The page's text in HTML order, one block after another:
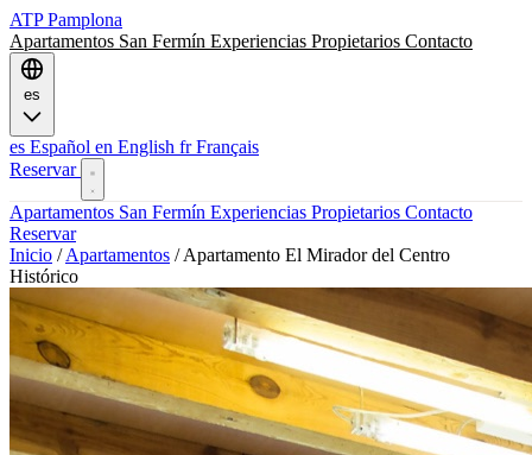
ATPPamplona
Apartamentos San Fermín Experiencias Propietarios Contacto
es
es Español en English fr Français
Reservar
Apartamentos San Fermín Experiencias Propietarios Contacto
Reservar
Inicio / Apartamentos / Apartamento El Mirador del Centro
Histórico